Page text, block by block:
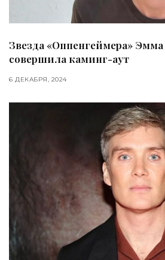
Звезда «Оппенгеймера»
совершила каминг-аут
6 ДЕКАБРЯ, 2024